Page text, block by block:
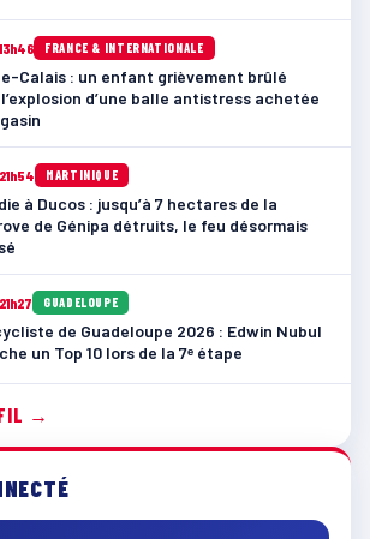
FRANCE & INTERNATIONALE
Calais : un enfant grièvement brûlé
d’une balle antistress achetée
MARTINIQUE
à Ducos : jusqu’à 7 hectares de la
de Génipa détruits, le feu désormais
GUADELOUPE
de Guadeloupe 2026 : Edwin Nubul
un Top 10 lors de la 7ᵉ étape
FIL →